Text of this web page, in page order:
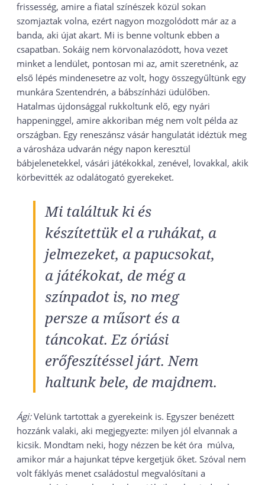
frissesség, amire a fiatal színészek közül sokan
szomjaztak volna, ezért nagyon mozgolódott már az a
banda, aki újat akart. Mi is benne voltunk ebben a
csapatban. Sokáig nem körvonalazódott, hova vezet
minket a lendület, pontosan mi az, amit szeretnénk, az
első lépés mindenesetre az volt, hogy összegyűltünk egy
munkára Szentendrén, a bábszínházi üdülőben.
Hatalmas újdonsággal rukkoltunk elő, egy nyári
happeninggel, amire akkoriban még nem volt példa az
országban. Egy reneszánsz vásár hangulatát idéztük meg
a városháza udvarán négy napon keresztül
bábjelenetekkel, vásári játékokkal, zenével, lovakkal, akik
körbevitték az odalátogató gyerekeket.
Mi találtuk ki és
készítettük el a ruhákat, a
jelmezeket, a papucsokat,
a játékokat, de még a
színpadot is, no meg
persze a műsort és a
táncokat. Ez óriási
erőfeszítéssel járt. Nem
haltunk bele, de majdnem.
Ági:Velünk tartottak a gyerekeink is. Egyszer benézett
hozzánk valaki, aki megjegyezte: milyen jól elvannak a
kicsik. Mondtam neki, hogy nézzen be két óra múlva,
amikor már a hajunkat tépve kergetjük őket. Szóval nem
volt fáklyás menet családostul megvalósítani a